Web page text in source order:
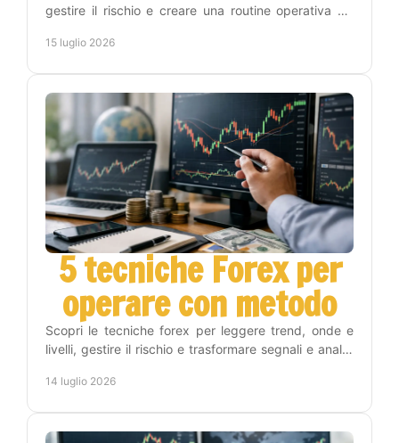
gestire il rischio e creare una routine operativa sui
15 luglio 2026
5 tecniche Forex per
operare con metodo
Scopri le tecniche forex per leggere trend, onde e
livelli, gestire il rischio e trasformare segnali e analisi
14 luglio 2026